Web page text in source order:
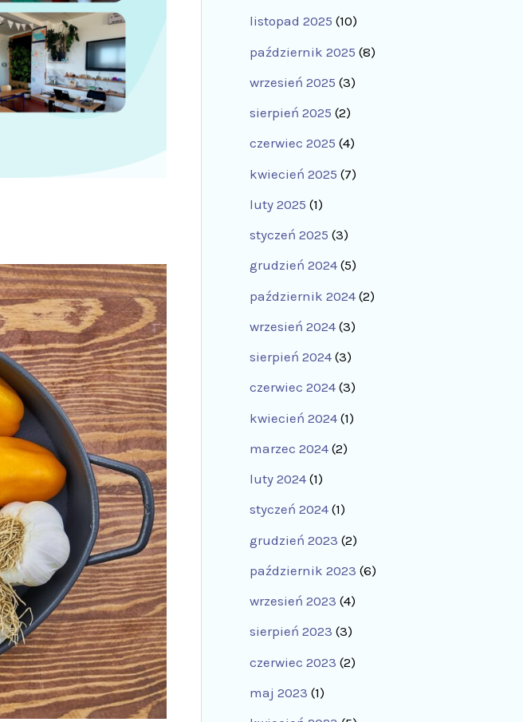
listopad 2025 (10)
październik 2025 (8)
wrzesień 2025 (3)
sierpień 2025 (2)
czerwiec 2025 (4)
kwiecień 2025 (7)
luty 2025 (1)
styczeń 2025 (3)
grudzień 2024(5)
październik 2024(2)
wrzesień 2024(3)
sierpień 2024(3)
czerwiec 2024(3)
kwiecień 2024(1)
marzec 2024(2)
luty 2024(1)
styczeń 2024(1)
grudzień 2023 (2)
październik 2023 (6)
wrzesień 2023 (4)
sierpień 2023 (3)
czerwiec 2023 (2)
maj 2023 (1)